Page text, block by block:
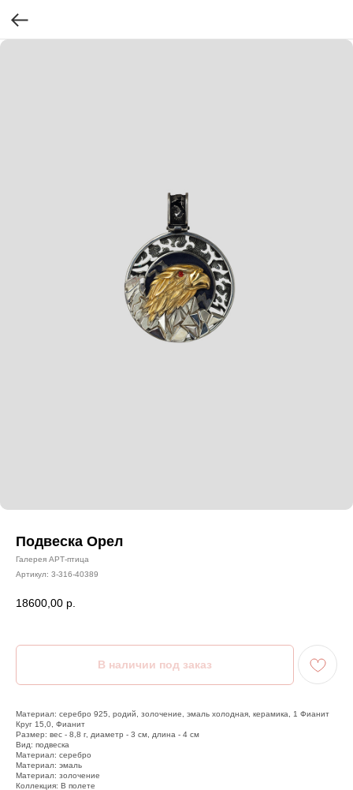
Подвеска Орел
Галерея АРТ-птица
Артикул: 3-316-40389
18600,00 р.
Материал: серебро 925, родий, золочение, эмаль холодная, керамика, 1 Фианит
Круг 15,0, Фианит
Размер: вес - 8,8 г, диаметр - 3 см, длина - 4 см
Вид: подвеска
Материал: серебро
Материал: эмаль
Материал: золочение
Коллекция: В полете